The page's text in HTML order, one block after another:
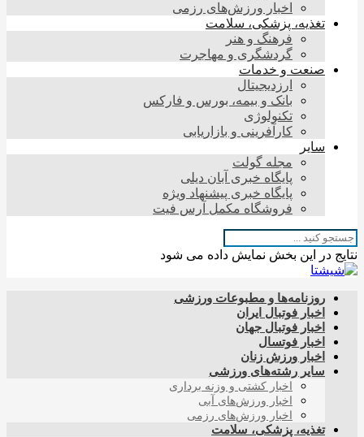
اخبار ورزش‌های رزمی
تغذیه، پزشکی، سلامت
فرهنگ و هنر
گردشگری و مهاجرت
صنعت و خدمات
ارزدیجیتال
بانک و بیمه، بورس و فارکس
تکنولوژی
کارآفرینی و بازاریابی
سایر
مجله گولت
پایگاه خبری آبان دیلی
پایگاه خبری پیشنهاد ویژه
فروشگاه مکمل آرس فیت
نتایج در این بخش نمایش داده می شود
روزنامه‌ها و مطبوعات ورزشی
اخبار فوتبال ایران
اخبار فوتبال جهان
اخبار فوتسال
اخبار ورزش زنان
سایر رشته‌های ورزشی
اخبار کشتی و وزنه برداری
اخبار ورزش‌های آبی
اخبار ورزش‌های رزمی
تغذیه، پزشکی، سلامت